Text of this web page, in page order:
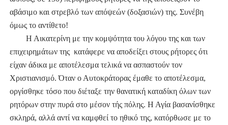
αβάσιμο και στρεβλό των απόψεών (δοξασιών) της. Συνέβη
όμως το αντίθετο!
Η Αικατερίνη με την κομψότητα του λόγου της και των
επιχειρημάτων της κατάφερε να αποδείξει στους ρήτορες ότι
είχαν άδικα με αποτέλεσμα τελικά να ασπαστούν τον
Χριστιανισμό. Όταν ο Αυτοκράτορας έμαθε το αποτέλεσμα,
οργίσθηκε τόσο που διέταξε την θανατική καταδίκη όλων των
ρητόρων στην πυρά στο μέσον τής πόλης. Η Αγία βασανίσθηκε
σκληρά, αλλά αντί να καμφθεί το ηθικό της, κατόρθωσε με το